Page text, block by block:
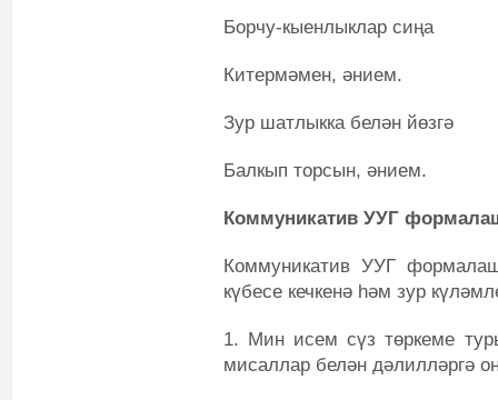
Борчу-кыенлыклар сиңа
Китермәмен, әнием.
Зур шатлыкка белән йөзгә
Балкып торсын, әнием.
Коммуникатив УУГ
Коммуникатив УУГ
күбесе кечкенә һәм зур
1. Мин исем сүз төркеме
мисаллар белән дәлилләргә